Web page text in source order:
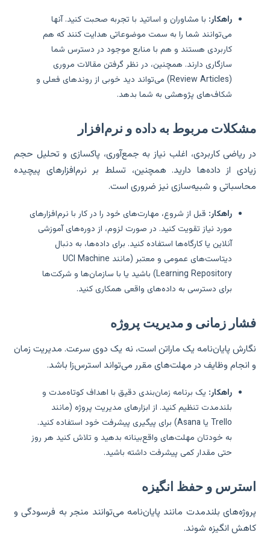
راهکار:با مشاوران و اساتید با تجربه صحبت کنید. آنها
می‌توانند شما را به سمت موضوعاتی هدایت کنند که هم
کاربردی هستند و هم با منابع موجود در دسترس شما
سازگاری دارند. همچنین، در نظر گرفتن مقالات مروری
(Review Articles) می‌تواند دید خوبی از روندهای فعلی و
شکاف‌های پژوهشی به شما بدهد.
مربوط به داده و نرم‌افزار
ریاضی کاربردی، اغلب نیاز به جمع‌آوری، پاکسازی و تحلیل حجم
از داده‌ها دارید. همچنین، تسلط بر نرم‌افزارهای پیچیده
و شبیه‌سازی نیز ضروری است.
راهکار:قبل از شروع، مهارت‌های خود را در کار با نرم‌افزارهای
مورد نیاز تقویت کنید. در صورت لزوم، از دوره‌های آموزشی
آنلاین یا کارگاه‌ها استفاده کنید. برای داده‌ها، به دنبال
دیتاست‌های عمومی و معتبر (مانند UCI Machine
Learning Repository) باشید یا با سازمان‌ها و شرکت‌ها
برای دسترسی به داده‌های واقعی همکاری کنید.
زمانی و مدیریت پروژه
پایان‌نامه یک ماراتن است، نه یک دوی سرعت. مدیریت زمان
وظایف در مهلت‌های مقرر می‌تواند استرس‌زا باشد.
راهکار:یک برنامه زمان‌بندی دقیق با اهداف کوتاه‌مدت و
بلندمدت تنظیم کنید. از ابزارهای مدیریت پروژه (مانند
Trello یا Asana) برای پیگیری پیشرفت خود استفاده کنید.
به خودتان مهلت‌های واقع‌بینانه بدهید و تلاش کنید هر روز
حتی مقدار کمی پیشرفت داشته باشید.
و حفظ انگیزه
بلندمدت مانند پایان‌نامه می‌توانند منجر به فرسودگی و
انگیزه شوند.